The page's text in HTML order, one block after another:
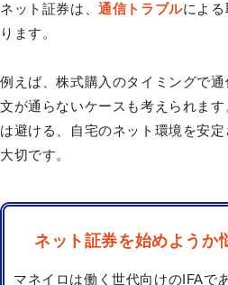
ネット証券は、通信トラブルによる
ります。
例えば、株式購入のタイミングで
文が通らないケースも考えられま
は避ける、自宅のネット環境を安
大切です。
ネット証券を始めようか
マネイロは働く世代向けのIFAで